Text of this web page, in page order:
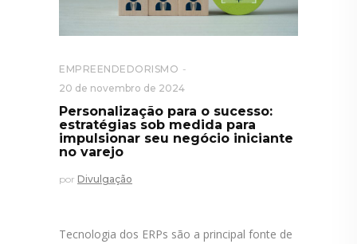
EMPREENDEDORISMO
20 de novembro de 2024
Personalização para o sucesso:
estratégias sob medida para
impulsionar seu negócio iniciante
no varejo
por Divulgação
Tecnologia dos ERPs são a principal fonte de